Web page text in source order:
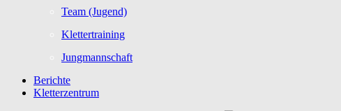
Team (Jugend)
Klettertraining
Jungmannschaft
Berichte
Kletterzentrum